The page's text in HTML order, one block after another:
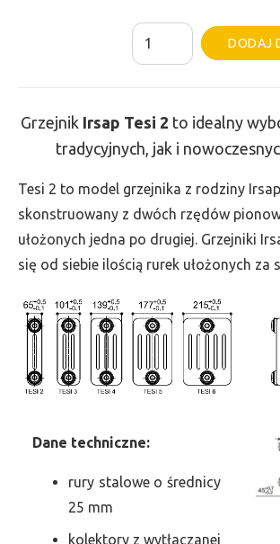
ilość
Grzejnik
-
wys.
1500,
szer.
180,
412
DODAJ
Grzejnik Irsap Tesi 2 to idealny
tradycyjnych, jak i
Tesi 2 to model grzejnika z rodziny
skonstruowany z dwóch rzędów
ułożonych jedna po drugiej. Grzejniki
się od siebie ilością rurek ułożonych za
Dane techniczne:
rury stalowe o średnicy
25 mm
kolektory z wytłaczanej